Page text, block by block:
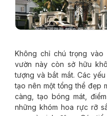
Không chỉ chú trọng
vườn này còn sở hữu
tượng và bắt mắt. Các
tạo nên một tổng thể đẹp
càng, tạo bóng mát,
những khóm hoa rực rỡ